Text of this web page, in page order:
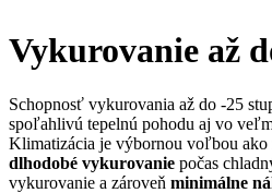
Vykurovanie až
Schopnosť vykurovania až do -25
spoľahlivú tepelnú pohodu aj vo
Klimatizácia je výbornou voľbou ako
dlhodobé vykurovanie počas
vykurovanie a zároveň minimálne